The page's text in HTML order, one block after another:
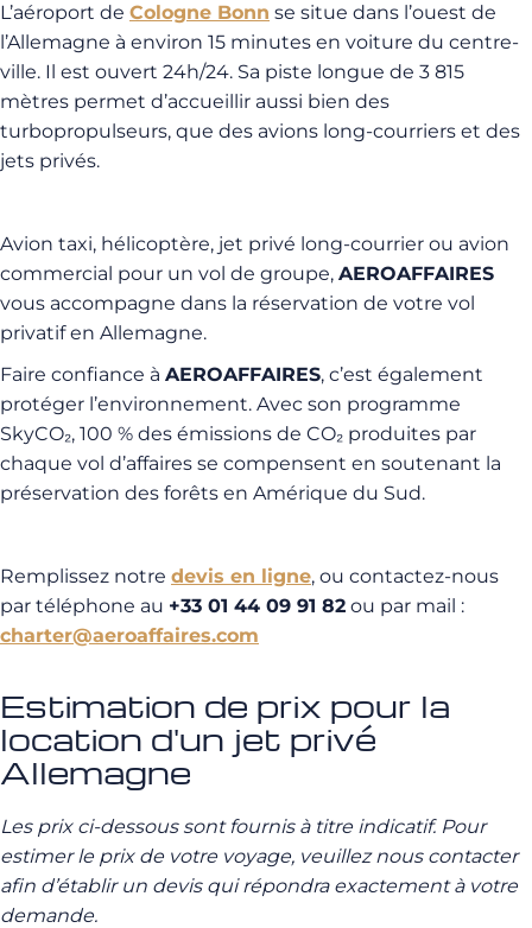
L’aéroport de Cologne Bonn se situe dans l’ouest de
l’Allemagne à environ 15 minutes en voiture du centre-
ville. Il est ouvert 24h/24. Sa piste longue de 3 815
mètres permet d’accueillir aussi bien des
turbopropulseurs, que des avions long-courriers et des
jets privés.
Avion taxi, hélicoptère, jet privé long-courrier ou avion
commercial pour un vol de groupe, AEROAFFAIRES
vous accompagne dans la réservation de votre vol
privatif en Allemagne.
Faire confiance à AEROAFFAIRES, c’est également
protéger l’environnement. Avec son programme
SkyCO₂, 100 % des émissions de CO₂ produites par
chaque vol d’affaires se compensent en soutenant la
préservation des forêts en Amérique du Sud.
Remplissez notre devis en ligne, ou contactez-nous
par téléphone au +33 01 44 09 91 82 ou par mail :
charter@aeroaffaires.com
Estimation de prix pour la
location d'un jet privé
Allemagne
Les prix ci-dessous sont fournis à titre indicatif. Pour
estimer le prix de votre voyage, veuillez nous contacter
afin d’établir un devis qui répondra exactement à votre
demande.